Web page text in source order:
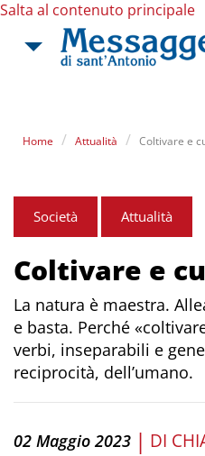
Salta al contenuto principale
Home Attualità Coltivare e
Società Attualità
Coltivare e
La natura è maestra.
e basta. Perché
verbi, inseparabili e
reciprocità, dell’umano.
02 Maggio 2023 | DI